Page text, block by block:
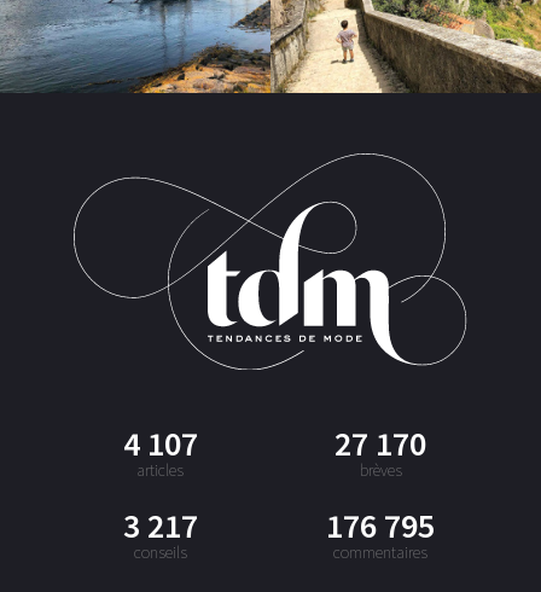
4 107
articles
27 170
brèves
3 217
conseils
176 795
commentaires